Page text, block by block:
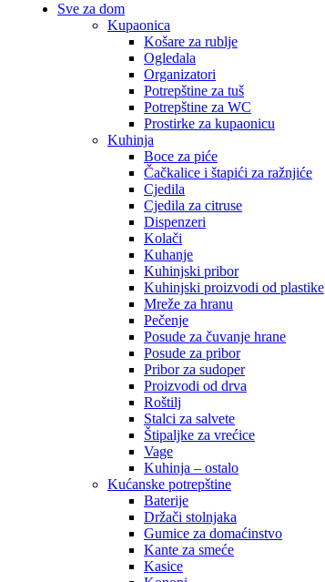
Sve za dom
Kupaonica
Košare za rublje
Ogledala
Organizatori
Potrepštine za tuš
Potrepštine za WC
Prostirke za kupaonicu
Kuhinja
Boce za piće
Čačkalice i štapići za ražnjiće
Cjedila
Cjedila za citruse
Dispenzeri
Kolači
Kuhanje
Kuhinjski pribor
Kuhinjski proizvodi od plastike
Mreže za hranu
Pečenje
Posude za čuvanje hrane
Posude za pribor
Pribor za sudoper
Proizvodi od drva
Roštilj
Stalci za salvete
Štipaljke za vrećice
Vage
Kuhinja – ostalo
Kućanske potrepštine
Baterije
Držači stolnjaka
Gumice za domaćinstvo
Kante za smeće
Kasice